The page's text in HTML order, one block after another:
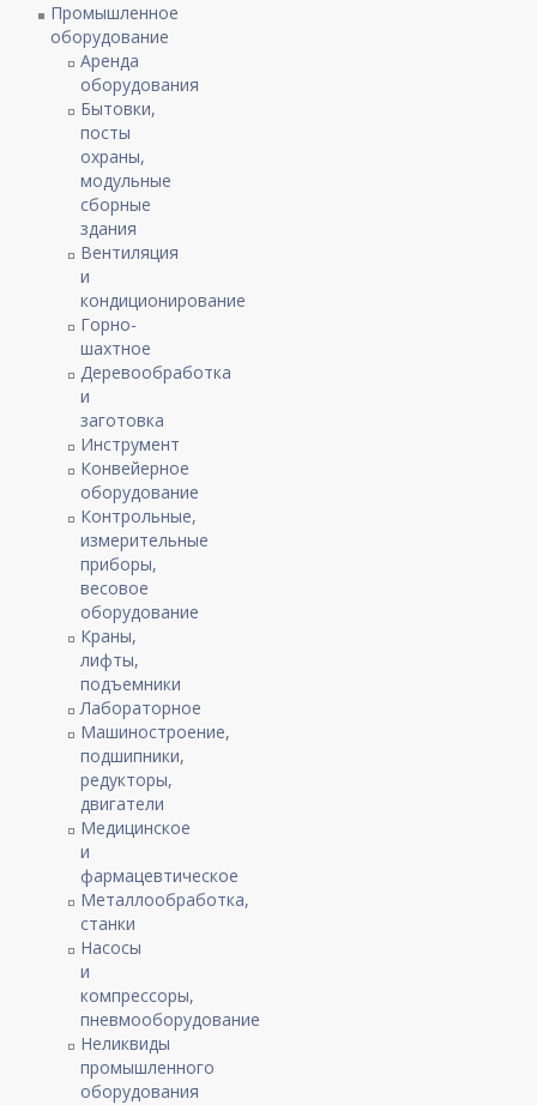
Промышленное
оборудование
Аренда
оборудования
Бытовки,
посты
охраны,
модульные
сборные
здания
Вентиляция
и
кондиционирование
Горно-
шахтное
Деревообработка
и
заготовка
Инструмент
Конвейерное
оборудование
Контрольные,
измерительные
приборы,
весовое
оборудование
Краны,
лифты,
подъемники
Лабораторное
Машиностроение,
подшипники,
редукторы,
двигатели
Медицинское
и
фармацевтическое
Металлообработка,
станки
Насосы
и
компрессоры,
пневмооборудование
Неликвиды
промышленного
оборудования